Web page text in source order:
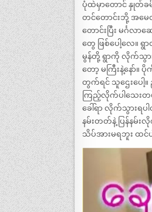
ပုံထဲမှာတောင် နှုတ်ခ
တင်တောင်းဘို့ အမေ
တောင်းပြီး မင်္ဂလ
တွေ ဖြစ်ပေါ့လေ။
မွန်တို့ ရွာကို လိုက်သွာ
တော့ မကြီးနဲ့နော်
တွက်ရင် သူဌေးပေါ့
ကြည့်လိုက်ပါသေးတ
ခေါ်ရာ လိုက်သွားရ
နမ်းတတ်နဲ့ ပြန်နမ်
သိပ်အားမရဘူး ထင်ပ